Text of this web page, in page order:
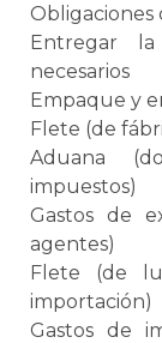
Obligaciones
Entregar
necesarios
Empaque y
Flete (de
Aduana
impuestos)
Gastos de
agentes)
Flete (de
importación)
Gastos de